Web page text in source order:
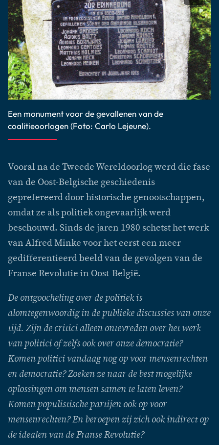
Een monument voor de gevallenen van de
coalitieoorlogen (Foto: Carlo Lejeune).
Vooral na de Tweede Wereldoorlog werd die fase
van de Oost-Belgische geschiedenis
geprefereerd door historische genootschappen,
omdat ze als politiek ongevaarlijk werd
beschouwd. Sinds de jaren 1980 schetst het werk
van Alfred Minke voor het eerst een meer
gedifferentieerd beeld van de gevolgen van de
Franse Revolutie in Oost-België.
De ontgoocheling over de politiek is
alomtegenwoordig in de publieke discussies van onze
tijd. Zijn de critici alleen ontevreden over het werk
van politici of zelfs ook over onze democratie?
Komen politici vandaag nog op voor mensenrechten
en democratie? Zoeken ze naar de best mogelijke
oplossingen om mensen samen te laten leven?
Komen populistische partijen ook op voor
mensenrechten? En beroepen zij zich ook indirect op
de idealen van de Franse Revolutie?